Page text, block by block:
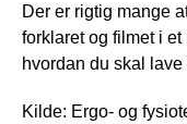
Der er rigtig mange
forklaret og filmet i
hvordan du skal
Kilde: Ergo- og